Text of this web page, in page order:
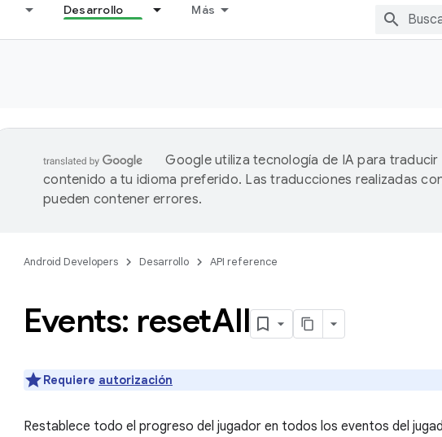
Desarrollo Más
Google utiliza tecnología de IA para traducir
contenido a tu idioma preferido. Las traducciones realizadas
pueden contener errores.
Android Developers Desarrollo API reference
Events: resetAll
Requiere autorización
Restablece todo el progreso del jugador en todos los eventos del